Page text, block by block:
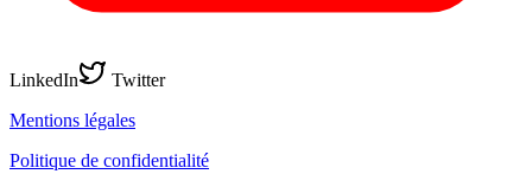
LinkedIn
Twitter
Mentions légales
Politique de confidentialité